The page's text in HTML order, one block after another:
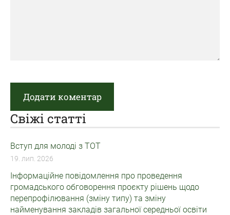
Свіжі статті
Вступ для молоді з ТОТ
19. лип. 2026
Інформаційне повідомлення про проведення
громадського обговорення проєкту рішень щодо
перепрофілювання (зміну типу) та зміну
найменування закладів загальної середньої освіти